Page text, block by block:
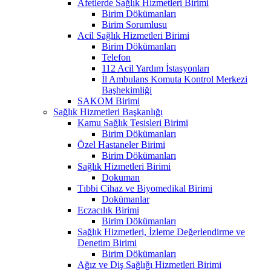
Afetlerde Sağlık Hizmetleri Birimi
Birim Dökümanları
Birim Sorumlusu
Acil Sağlık Hizmetleri Birimi
Birim Dökümanları
Telefon
112 Acil Yardım İstasyonları
İl Ambulans Komuta Kontrol Merkezi
Başhekimliği
SAKOM Birimi
Sağlık Hizmetleri Başkanlığı
Kamu Sağlık Tesisleri Birimi
Birim Dökümanları
Özel Hastaneler Birimi
Birim Dökümanları
Sağlık Hizmetleri Birimi
Dokuman
Tıbbi Cihaz ve Biyomedikal Birimi
Dokümanlar
Eczacılık Birimi
Birim Dökümanları
Sağlık Hizmetleri, İzleme Değerlendirme ve
Denetim Birimi
Birim Dökümanları
Ağız ve Diş Sağlığı Hizmetleri Birimi